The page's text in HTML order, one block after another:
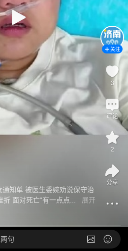
知单 被医生委婉劝说保守治
面对死亡“有一点点...
展开
关注
3
评论
2
分享
句